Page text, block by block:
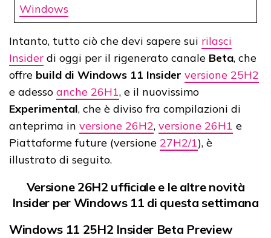
Windows
Intanto, tutto ciò che devi sapere sui rilasci
Insider di oggi per il rigenerato canale Beta, che
offre build di Windows 11 Insider versione 25H2
e adesso anche 26H1, e il nuovissimo
Experimental, che è diviso fra compilazioni di
anteprima in versione 26H2, versione 26H1 e
Piattaforme future (versione 27H2/1), è
illustrato di seguito.
Versione 26H2 ufficiale e le altre novità
Insider per Windows 11 di questa settimana
Windows 11 25H2 Insider Beta Preview